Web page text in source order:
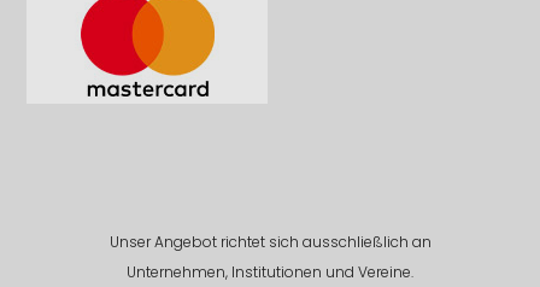
Unser Angebot richtet sich ausschließlich an
Unternehmen, Institutionen und Vereine.